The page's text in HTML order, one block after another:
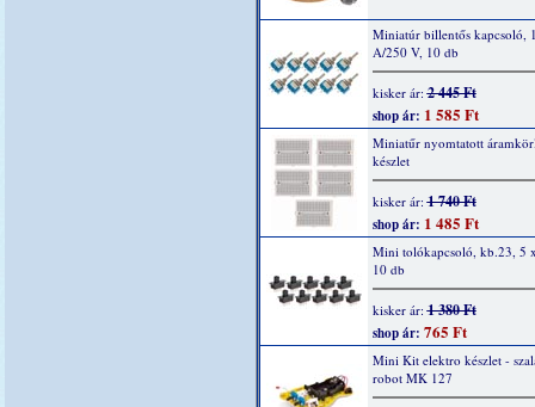
Miniatúr billentős kapcsoló,
A/250 V, 10 db
kisker ár:2 445 Ft
shop ár: 1 585 Ft
Miniatűr nyomtatott
készlet
kisker ár:1 740 Ft
shop ár: 1 485 Ft
Mini tolókapcsoló, kb.23, 5
10 db
kisker ár:1 380 Ft
shop ár: 765 Ft
Mini Kit elektro készlet -
robot MK 127